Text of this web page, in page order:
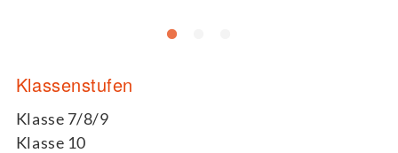
Klassenstufen
Klasse 7/8/9
Klasse 10